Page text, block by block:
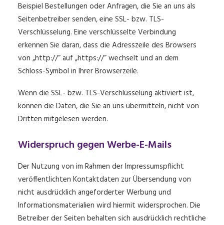
Beispiel Bestellungen oder Anfragen, die Sie an uns als
Seitenbetreiber senden, eine SSL- bzw. TLS-
Verschlüsselung. Eine verschlüsselte Verbindung
erkennen Sie daran, dass die Adresszeile des Browsers
von „http://“ auf „https://“ wechselt und an dem
Schloss-Symbol in Ihrer Browserzeile.
Wenn die SSL- bzw. TLS-Verschlüsselung aktiviert ist,
können die Daten, die Sie an uns übermitteln, nicht von
Dritten mitgelesen werden.
Widerspruch gegen Werbe-E-Mails
Der Nutzung von im Rahmen der Impressumspflicht
veröffentlichten Kontaktdaten zur Übersendung von
nicht ausdrücklich angeforderter Werbung und
Informationsmaterialien wird hiermit widersprochen. Die
Betreiber der Seiten behalten sich ausdrücklich rechtliche